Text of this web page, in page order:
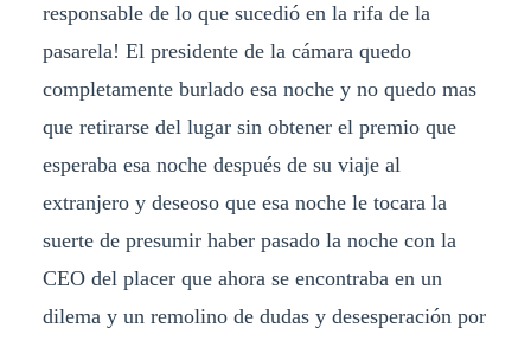
responsable de lo que sucedió en la rifa de la
pasarela! El presidente de la cámara quedo
completamente burlado esa noche y no quedo mas
que retirarse del lugar sin obtener el premio que
esperaba esa noche después de su viaje al
extranjero y deseoso que esa noche le tocara la
suerte de presumir haber pasado la noche con la
CEO del placer que ahora se encontraba en un
dilema y un remolino de dudas y desesperación por